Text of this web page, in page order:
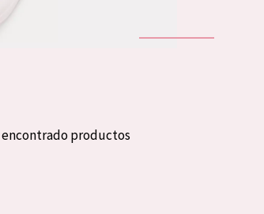
encontrado productos